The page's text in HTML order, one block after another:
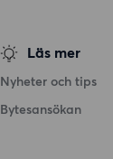
Läs mer
Nyheter och tips
Bytesansökan